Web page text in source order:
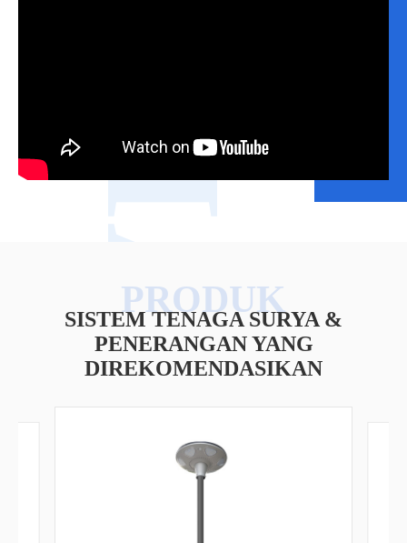
SISTEM TENAGA SURYA &
PENERANGAN YANG
DIREKOMENDASIKAN